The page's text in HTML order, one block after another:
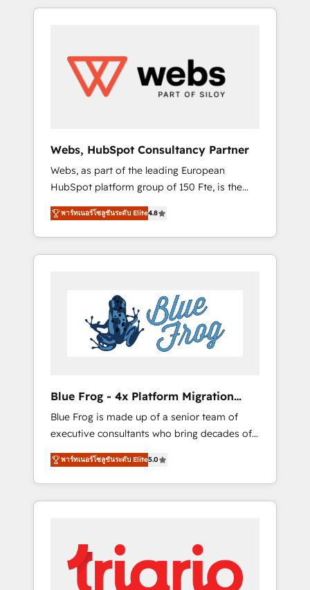
to global brands
HubSpot challenges and improve user
HubSpot for the first time 🔧 Designing and
optimising your HubSpot set-up for better
results 🌐 Website design and build using
using HubSpot Why us? - SIX HubSpot
Accreditations - awarded by HubSpot after a
rigorous process for CRM, Solutions
Architecture, Onboarding , Data Migration,
Custom Integration & Platform Enablement -
Onboarded over 500 businesses to HubSpot
-Top 1% of partners worldwide -In-house
HubSpot. www.bbdboom.com
Webs, HubSpot Consultancy Partner
Webs, as part of the leading European
HubSpot platform group of 150 Fte, is the
trusted Elite HubSpot CRM Partner offering
you a roadmap on maximizing EBITDA and
achieving Commercial Excellence. With our
targeted processes, we strengthen your
Implementation partner, we provide
expertise to drive your business forward.
Since 2015 we are fully dedicated to
HubSpot and with an experienced team
business services. We prepare a customized
business case that demonstrates the value
and impact of your digital transformation,
including a detailed financial rationale with a
focus on ROI and TCO. As a trusted extension
of your team, we believe in the power of
partnership. Together, we embark on a
your business. If not now, when?
พาร์ทเนอร์โซลูชันระดับ Elite4.8
Blue Frog - 4x Platform Migration
Award Winner
Blue Frog is made up of a senior team of
executive consultants who bring decades of
relevant, real world experience to our client
engagements. "Blue Frog is a top, trusted
partner in HubSpot's ecosystem for a reason.
Their team brings over a decade of
strategies for driving growth. They are
committed to helping our customers grow
and finding solutions that fit their unique
พาร์ทเนอร์โซลูชันระดับ Elite5.0